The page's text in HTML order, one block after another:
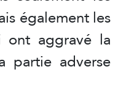
également les
ont aggravé la
adverse